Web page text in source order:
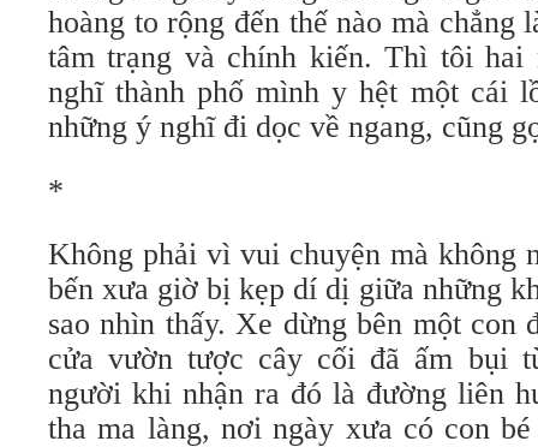
hoàng to rộng đến thế nào mà chẳng
tâm trạng và chính kiến. Thì tôi hai
nghĩ thành phố mình y hệt một cái
những ý nghĩ đi dọc về ngang, cũng
*
Không phải vì vui chuyện mà không
bến xưa giờ bị kẹp dí dị giữa những
sao nhìn thấy. Xe dừng bên một con
cửa vườn tược cây cối đã ấm bụi
người khi nhận ra đó là đường liên
tha ma làng, nơi ngày xưa có con